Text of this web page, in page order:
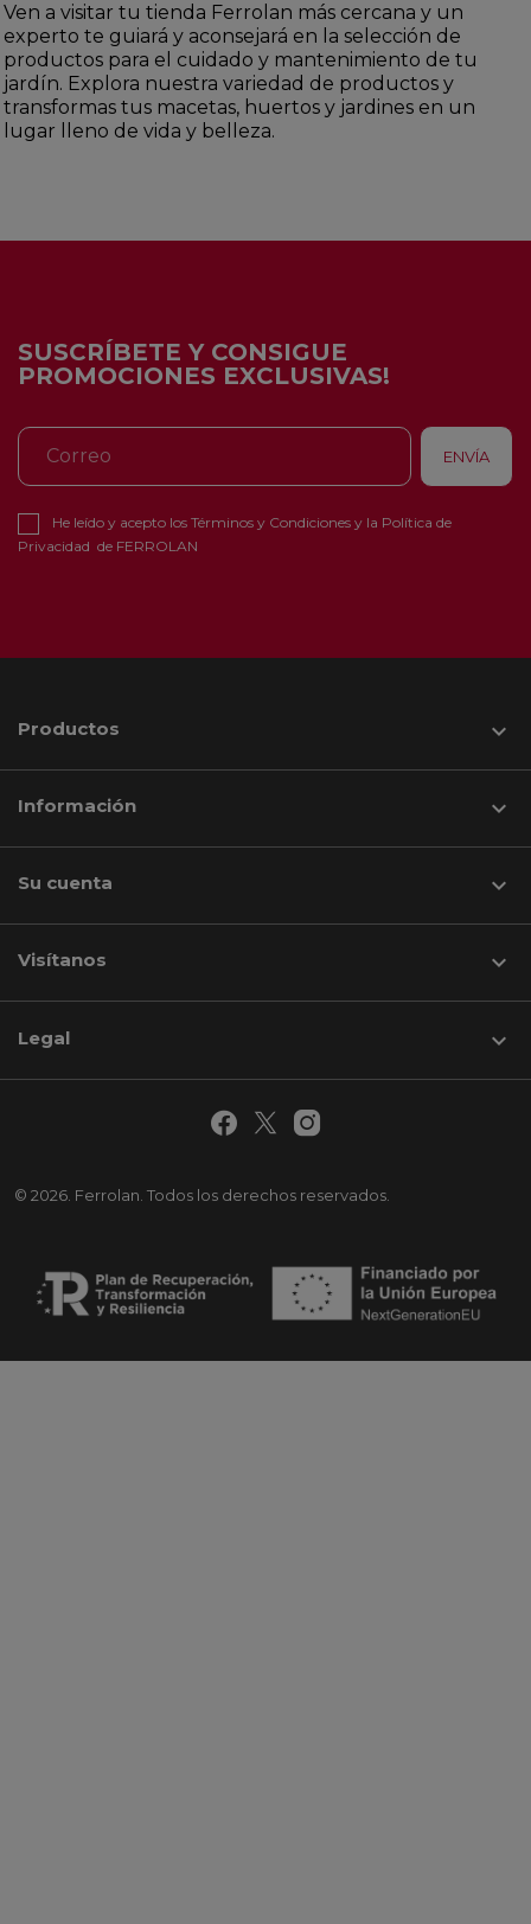
Ven a visitar tu tienda Ferrolan más cercana y un
experto te guiará y aconsejará en la selección de
productos para el cuidado y mantenimiento de tu
jardín. Explora nuestra variedad de productos y
transformas tus macetas, huertos y jardines en un
lugar lleno de vida y belleza.
SUSCRÍBETE Y CONSIGUE
PROMOCIONES EXCLUSIVAS!
He leído y acepto los Términos y Condiciones y la Política de
Privacidad de FERROLAN
Productos 
Información 
Su cuenta 
Visítanos keyboard_arrow_down
© 2026. Ferrolan. Todos los derechos reservados.
Legal 